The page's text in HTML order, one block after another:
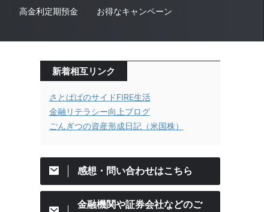
高金利定期預金
お得なキャンペーン
新着相互リンク
さとぱぱのサイドFIRE生活
金融リテラシー向上ブログ
ごんぎつの資産形成日記（米国株）
感想・問い合わせはこちら
金融機関や証券会社などのご